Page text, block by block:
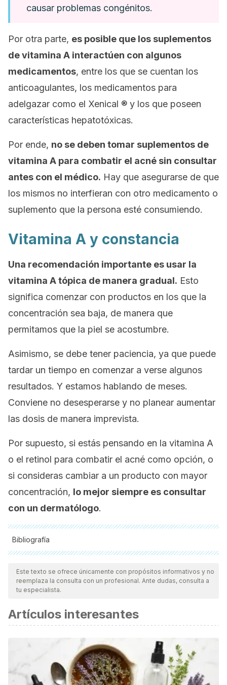
causar problemas congénitos.
Por otra parte, es posible que los suplementos
de vitamina A interactúen con algunos
medicamentos, entre los que se cuentan los
anticoagulantes, los medicamentos para
adelgazar como el Xenical ® y los que poseen
características hepatotóxicas.
Por ende, no se deben tomar suplementos de
vitamina A para combatir el acné sin consultar
antes con el médico. Hay que asegurarse de que
los mismos no interfieran con otro medicamento o
suplemento que la persona esté consumiendo.
Vitamina A y constancia
Una recomendación importante es usar la
vitamina A tópica de manera gradual. Esto
significa comenzar con productos en los que la
concentración sea baja, de manera que
permitamos que la piel se acostumbre.
Asimismo, se debe tener paciencia, ya que puede
tardar un tiempo en comenzar a verse algunos
resultados. Y estamos hablando de meses.
Conviene no desesperarse y no planear aumentar
las dosis de manera imprevista.
Por supuesto, si estás pensando en la vitamina A
o el retinol para combatir el acné como opción, o
si consideras cambiar a un producto con mayor
concentración, lo mejor siempre es consultar
con un dermatólogo.
Bibliografía
Todas las fuentes citadas fueron revisadas a profundidad por
nuestro equipo, para asegurar su calidad, confiabilidad,
vigencia y validez.La bibliografía de este artículo fue
científica.
Benítez Cruz S, Gómez Candela C, Ruiz Martín M, Cos
Blanco A. Úlcera corneal bilateral como consecuencia de
malnutrición calóricoprotéica y déficit de vitamina A en un
paciente con alcoholismo crónico, pancreatitis crónica y
Este texto se ofrece únicamente con propósitos informativos y no
reemplaza la consulta con un profesional. Ante dudas, consulta a
tu especialista.
Artículos interesantes